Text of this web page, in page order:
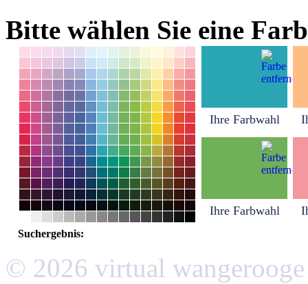
Bitte wählen Sie eine
Ihre Farbwahl
Ihre Farbwahl
Suchergebnis:
© 2026 virtual wangerooge